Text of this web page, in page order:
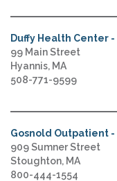
Duffy Health Center -
99 Main Street
Hyannis, MA
508-771-9599
Gosnold Outpatient -
909 Sumner Street
Stoughton, MA
800-444-1554